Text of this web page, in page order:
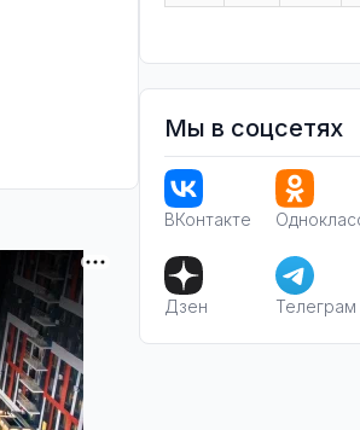
Мы в соцсетях
ВКонтакте
Дзен Телеграм